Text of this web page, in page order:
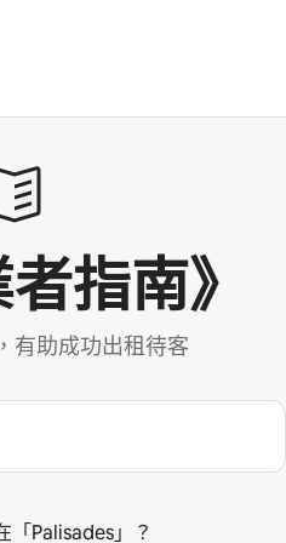
指南》
有助成功出租待客
「Palisades」？